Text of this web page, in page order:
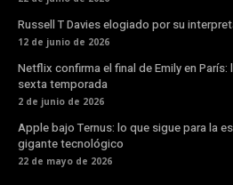
Russell T Davies elogiado por su
12 de junio de 2026
Netflix confirma el final de Emily en París:
sexta temporada
2 de junio de 2026
Apple bajo Ternus: lo que sigue para la
gigante tecnológico
22 de mayo de 2026